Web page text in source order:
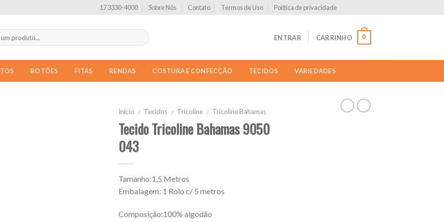
17 3330-4000 Sobre Nós Contato Termos de Uso Política de privacidade
ENTRAR CARRINHO 0
BOTÕES FITAS RENDAS COSTURA E CONFECÇÃO TECIDOS VARIEDADES
Início / Tecidos / Tricoline / Tricoline Bahamas
Tecido Tricoline Bahamas 9050
043
Tamanho:1,5 Metros
Embalagem: 1 Rolo c/ 5 metros
Composição:100% algodão